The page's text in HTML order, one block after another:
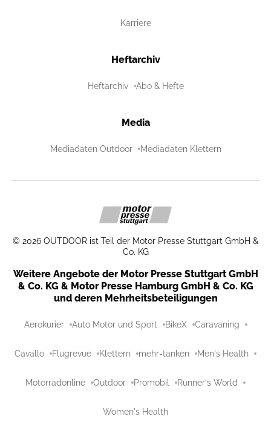
Karriere
Heftarchiv
Heftarchiv Abo & Hefte
Media
Mediadaten Outdoor Mediadaten Klettern
© 2026 OUTDOOR ist Teil der Motor Presse Stuttgart GmbH &
Co. KG
Weitere Angebote der Motor Presse Stuttgart GmbH
& Co. KG & Motor Presse Hamburg GmbH & Co. KG
und deren Mehrheitsbeteiligungen
Aerokurier Auto Motor und Sport BikeX Caravaning
Cavallo Flugrevue Klettern mehr-tanken Men's Health
Motorradonline Outdoor Promobil Runner's World
Women's Health